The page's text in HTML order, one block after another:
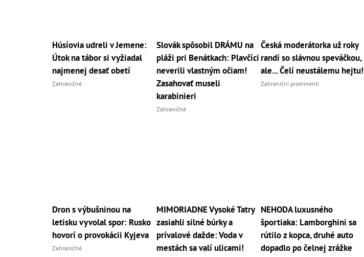
Húsíovia udreli v Jemene:
Útok na tábor si vyžiadal
najmenej desať obetí
Zahraničné
Slovák spôsobil DRÁMU na
pláži pri Benátkach: Plavčíci
neverili vlastným očiam!
Zasahovať museli
karabinieri
Zahraničné
Česká moderátorka už roky
randí so slávnou speváčkou,
ale... Čelí neustálemu hejtu!
Zahraniční prominenti
Dron s výbušninou na
letisku vyvolal spor: Rusko
hovorí o provokácii Kyjeva
Zahraničné
MIMORIADNE Vysoké Tatry
zasiahli silné búrky a
prívalové dažde: Voda v
mestách sa valí ulicami!
NEHODA luxusného
športiaka: Lamborghini sa
rútilo z kopca, druhé auto
dopadlo po čelnej zrážke